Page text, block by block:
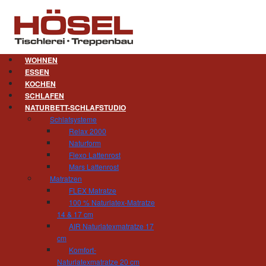
WOHNEN
ESSEN
KOCHEN
SCHLAFEN
NATURBETT-SCHLAFSTUDIO
Schlafsysteme
Relax 2000
Naturform
Flexo Lattenrost
Mars Lattenrost
Matratzen
FLEX Matratze
100 % Naturlatex-Matratze
14 & 17 cm
AIR Naturlatexmatratze 17
cm
Komfort-
Naturlatexmatratze 20 cm
Klassisch, natürlich, romantisch,
Wohnungseinrichtungen planen, ist es uns
sich auch wirklich zu Hause fühlen. In einem
Chic, Pariser Blau oder Siena-Rot, rund oder
In unserer über 200m² großen Ausstellung
neuen Möbelstücke ausprobieren.